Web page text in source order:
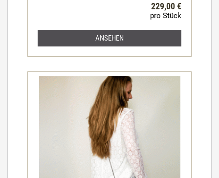
229,00 €
pro Stück
ANSEHEN